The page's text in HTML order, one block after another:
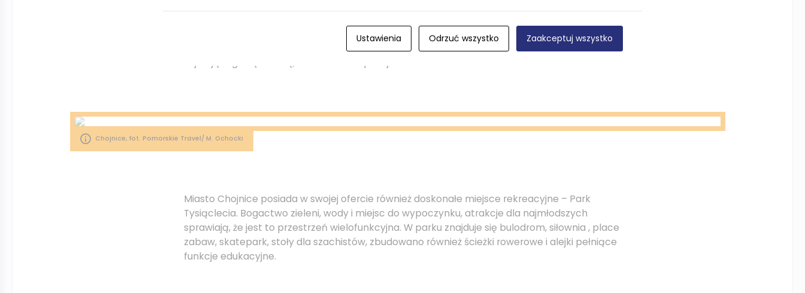
Spragnionych obcowania ze sztuką zainteresuje zapewne Galeria Muzeum Janusza
Trzebiatowskiego, urodzonego w Chojnicach a związanego artystyczne z Krakowem artysty
zajmującego się rzeźbą, malarstwem i poezja.
Chojnice, fot. Pomorskie Travel/ M. Ochocki
Miasto Chojnice posiada w swojej ofercie również doskonałe miejsce rekreacyjne – Park
Tysiąclecia. Bogactwo zieleni, wody i miejsc do wypoczynku, atrakcje dla najmłodszych
sprawiają, że jest to przestrzeń wielofunkcyjna. W parku znajduje się bulodrom, siłownia , place
zabaw, skatepark, stoły dla szachistów, zbudowano również ścieżki rowerowe i alejki pełniące
funkcje edukacyjne.
Ustawienia Odrzuć wszystko Zaakceptuj wszystko